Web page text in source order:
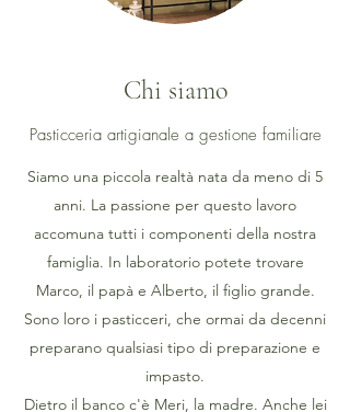
Chi siamo
Pasticceria artigianale a gestione familiare
Siamo una piccola realtà nata da meno di 5
anni. La passione per questo lavoro
accomuna tutti i componenti della nostra
famiglia. In laboratorio potete trovare
Marco, il papà e Alberto, il figlio grande.
Sono loro i pasticceri, che ormai da decenni
preparano qualsiasi tipo di preparazione e
impasto.
Dietro il banco c'è Meri, la madre. Anche lei